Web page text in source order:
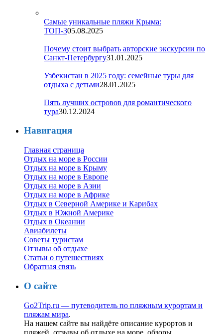
Самые уникальные пляжи Крыма:
ТОП-305.08.2025
Почему стоит выбрать авторские экскурсии по
Санкт-Петербургу31.01.2025
Узбекистан в 2025 году: семейные туры для
отдыха с детьми28.01.2025
Пять лучших островов для романтического
тура30.12.2024
Навигация
Главная страница
Отдых на море в России
Отдых на море в Крыму
Отдых на море в Европе
Отдых на море в Азии
Отдых на море в Африке
Отдых в Северной Америке и Карибах
Отдых в Южной Америке
Отдых в Океании
Авиабилеты
Советы туристам
Отзывы об отдыхе
Статьи о путешествиях
Обратная связь
О сайте
Go2Trip.ru — путеводитель по пляжным курортам и
пляжам мира.
На нашем сайте вы найдёте описание курортов и
пляжей, отзывы об отдыхе на море, обзоры